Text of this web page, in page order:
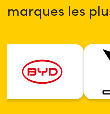
marques les